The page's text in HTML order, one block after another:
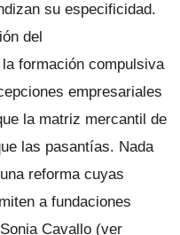
su especificidad.
del
formación compulsiva
empresariales
la matriz mercantil de
las pasantías. Nada
reforma cuyas
a fundaciones
Cavallo (ver